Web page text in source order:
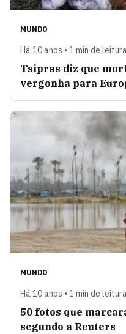
MUNDO
Há 10 anos • 1 min de leitura
Tsipras diz que
vergonha para
MUNDO
Há 10 anos • 1 min de
50 fotos que
segundo a Reuters